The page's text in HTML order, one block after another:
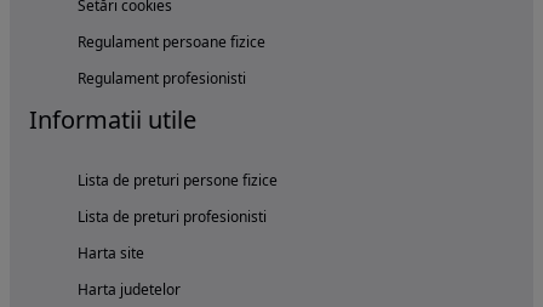
Setări cookies
Regulament persoane fizice
Regulament profesionisti
Informatii utile
Lista de preturi persone fizice
Lista de preturi profesionisti
Harta site
Harta judetelor